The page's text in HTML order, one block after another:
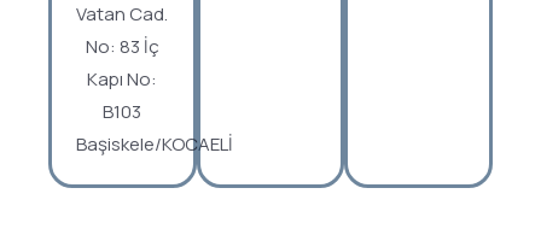
Vatan Cad.
No: 83 İç
Kapı No:
B103
Başiskele/KOCAELİ